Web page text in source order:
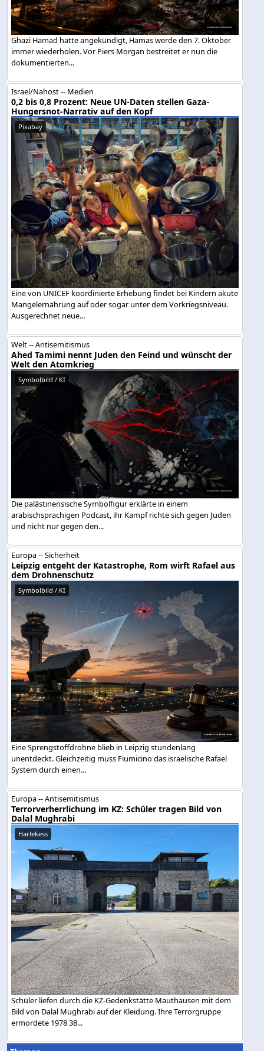
Ghazi Hamad hatte angekündigt, Hamas werde den 7. Oktober
immer wiederholen. Vor Piers Morgan bestreitet er nun die
dokumentierten...
Israel/Nahost -- Medien
0,2 bis 0,8 Prozent: Neue UN-Daten stellen Gaza-
Hungersnot-Narrativ auf den Kopf
Pixabay
Eine von UNICEF koordinierte Erhebung findet bei Kindern akute
Mangelernährung auf oder sogar unter dem Vorkriegsniveau.
Ausgerechnet neue...
Welt -- Antisemitismus
Ahed Tamimi nennt Juden den Feind und wünscht der
Welt den Atomkrieg
Symbolbild / KI
Die palästinensische Symbolfigur erklärte in einem
arabischsprachigen Podcast, ihr Kampf richte sich gegen Juden
und nicht nur gegen den...
Europa -- Sicherheit
Leipzig entgeht der Katastrophe, Rom wirft Rafael aus
dem Drohnenschutz
Symbolbild / KI
Eine Sprengstoffdrohne blieb in Leipzig stundenlang
unentdeckt. Gleichzeitig muss Fiumicino das israelische Rafael
System durch einen...
Europa -- Antisemitismus
Terrorverherrlichung im KZ: Schüler tragen Bild von
Dalal Mughrabi
Harlekess
Schüler liefen durch die KZ-Gedenkstätte Mauthausen mit dem
Bild von Dalal Mughrabi auf der Kleidung. Ihre Terrorgruppe
ermordete 1978 38...